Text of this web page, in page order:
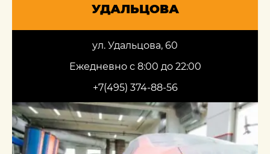
УДАЛЬЦОВА
ул. Удальцова, 60
Ежедневно с 8:00 до 22:00
+7(495) 374-88-56